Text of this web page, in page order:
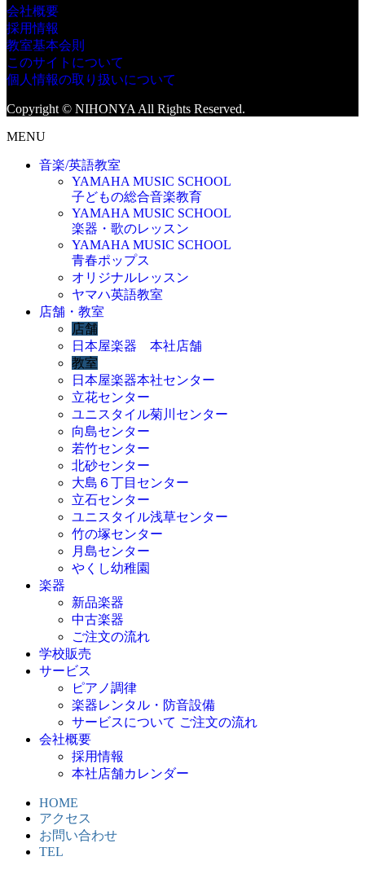
会社概要
採用情報
教室基本会則
このサイトについて
個人情報の取り扱いについて
Copyright © NIHONYA All Rights Reserved.
MENU
音楽/英語教室
YAMAHA MUSIC SCHOOL
子どもの総合音楽教育
YAMAHA MUSIC SCHOOL
楽器・歌のレッスン
YAMAHA MUSIC SCHOOL
青春ポップス
オリジナルレッスン
ヤマハ英語教室
店舗・教室
店舗
日本屋楽器 本社店舗
教室
日本屋楽器本社センター
立花センター
ユニスタイル菊川センター
向島センター
若竹センター
北砂センター
大島６丁目センター
立石センター
ユニスタイル浅草センター
竹の塚センター
月島センター
やくし幼稚園
楽器
新品楽器
中古楽器
ご注文の流れ
学校販売
サービス
ピアノ調律
楽器レンタル・防音設備
サービスについて ご注文の流れ
会社概要
採用情報
本社店舗カレンダー
HOME
アクセス
お問い合わせ
TEL